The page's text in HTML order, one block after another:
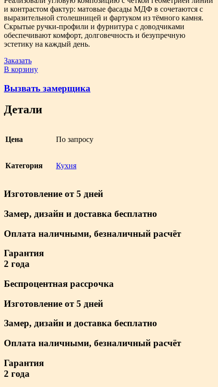
и контрастом фактур: матовые фасады МДФ в сочетаются с
выразительной столешницей и фартуком из тёмного камня.
Скрытые ручки-профили и фурнитура с доводчиками
обеспечивают комфорт, долговечность и безупречную
эстетику на каждый день.
Заказать
В корзину
Вызвать замерщика
Детали
Цена По запросу
Категория Кухня
Изготовление от 5 дней
Замер, дизайн и доставка бесплатно
Оплата наличными, безналичный расчёт
Гарантия
2 года
Беспроцентная рассрочка
Изготовление от 5 дней
Замер, дизайн и доставка бесплатно
Оплата наличными, безналичный расчёт
Гарантия
2 года